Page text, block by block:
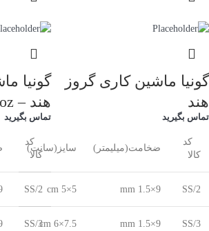
گونیا ماشین کارى گروز
هند
تماس بگیرید
کد
کالا
ضخامت(میلیمتر) سایز(سانت)
SS/2
9×1.5 mm
5×5 cm
SS/3
9×1.5 mm
7.5×6 cm
گونیا
هند – Groz
تماس بگیرید
کد
کالا
SS/2
SS/3